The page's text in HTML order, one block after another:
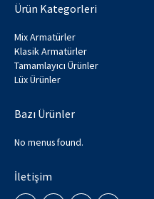
Ürün Kategorleri
Mix Armatürler
Klasik Armatürler
Tamamlayıcı Ürünler
Lüx Ürünler
Bazı Ürünler
No menus found.
İletişim